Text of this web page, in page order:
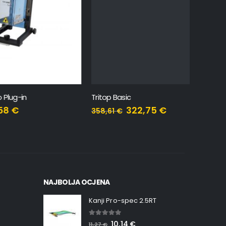
322,75€
NAJBOLJA OCJENA
Kanji Pro-spec 2.5RT
out of 5